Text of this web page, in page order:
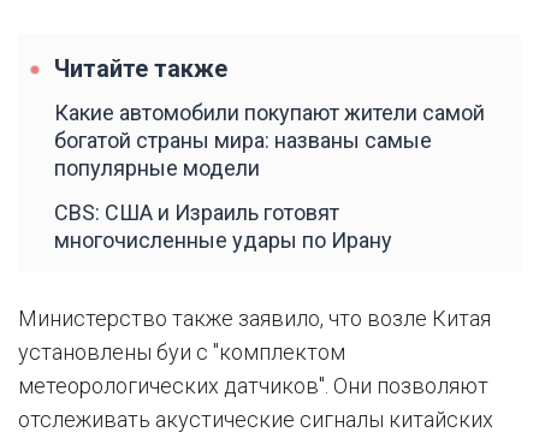
Читайте также
Какие автомобили покупают жители самой
богатой страны мира: названы самые
популярные модели
CBS: США и Израиль готовят
многочисленные удары по Ирану
Министерство также заявило, что возле Китая
установлены буи с "комплектом
метеорологических датчиков". Они позволяют
отслеживать акустические сигналы китайских